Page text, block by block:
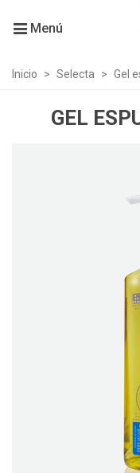
Menú
Inicio > Selecta > Gel
GEL